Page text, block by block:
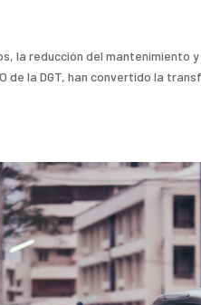
la reducción del mantenimiento
de la DGT, han convertido la